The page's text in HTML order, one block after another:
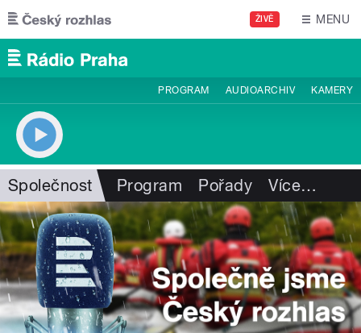
Přejít k hlavnímu obsahu
ŽIVĚ MENU
PROGRAM AUDIOARCHIV KAMERY
Společnost Program Pořady Více…